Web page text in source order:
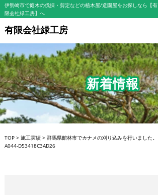
伊勢崎市で庭木の伐採・剪定などの植木屋/造園屋をお探しなら【有
限会社緑工房】へ
有限会社緑工房
新着情報
TOP> 施工実績> 群馬県館林市でカナメの刈り込みを行いました。
A044-D53418C3AD26